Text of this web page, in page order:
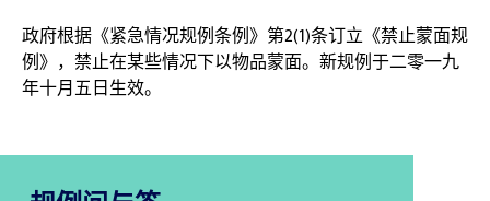
政府根据《紧急情况规例条例》第2(1)条订立《禁止蒙面规
例》，禁止在某些情况下以物品蒙面。新规例于二零一九
年十月五日生效。